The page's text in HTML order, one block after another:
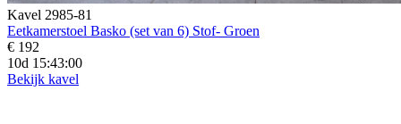
Kavel 2985-81
Eetkamerstoel Basko (set van 6) Stof- Groen
€ 192
10d 15:42:58
Bekijk kavel